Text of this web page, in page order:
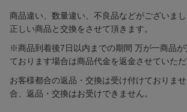
商品違い、数量違い、不良品などがございまし
正しい商品と交換をさせて頂きます。
※商品到着後7日以内までの期間 万が一商品が
ております場合は商品代金を返金させていただ
お客様都合の返品・交換は受け付けておりま
合、返品・交換はお受けできません。